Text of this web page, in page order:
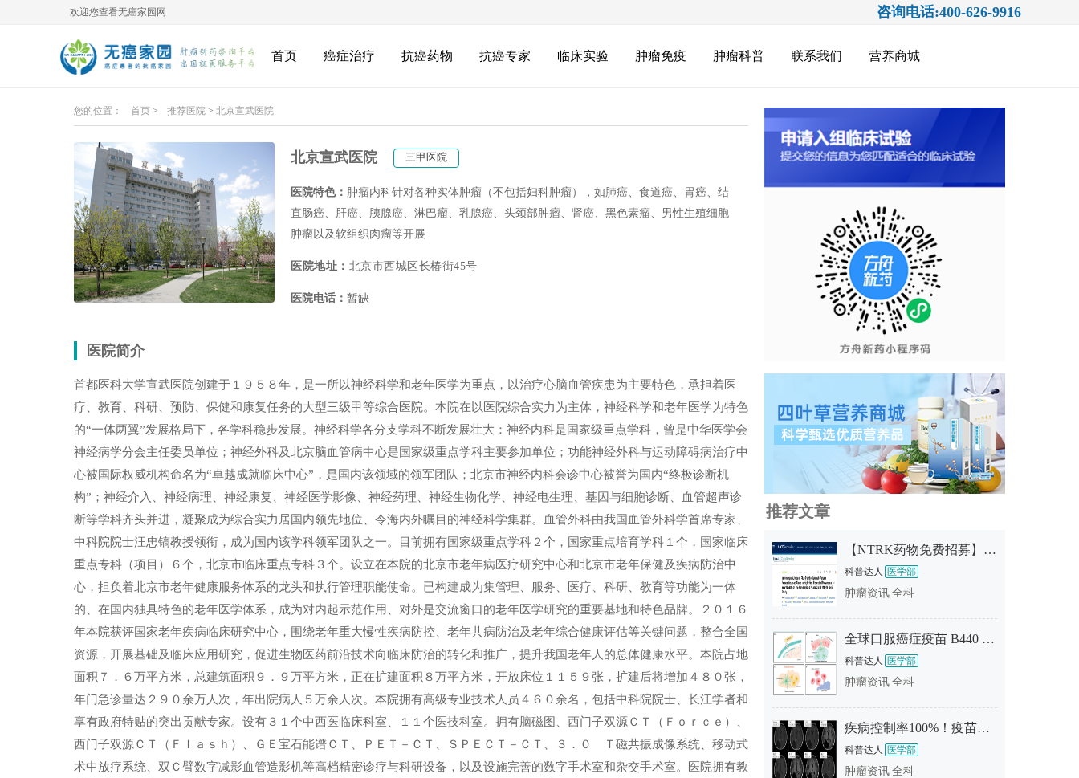
欢迎您查看无癌家园网 咨询电话:400-626-9916
首页 癌症治疗 抗癌药物 抗癌专家 临床实验 肿瘤免疫 肿瘤科普 联系我们 营养商城
您的位置： 首页 > 推荐医院 > 北京宣武医院
北京宣武医院 三甲医院
医院特色： 肿瘤内科针对各种实体肿瘤（不包括妇科肿瘤），如肺癌、食道癌、胃癌、结
直肠癌、肝癌、胰腺癌、淋巴瘤、乳腺癌、头颈部肿瘤、肾癌、黑色素瘤、男性生殖细胞
肿瘤以及软组织肉瘤等开展
医院地址： 北京市西城区长椿街45号
医院电话： 暂缺
医院简介
首都医科大学宣武医院创建于１９５８年，是一所以神经科学和老年医学为重点，以治疗心脑血管疾患为主要特色，承担着医
疗、教育、科研、预防、保健和康复任务的大型三级甲等综合医院。本院在以医院综合实力为主体，神经科学和老年医学为特色
的“一体两翼”发展格局下，各学科稳步发展。神经科学各分支学科不断发展壮大：神经内科是国家级重点学科，曾是中华医学会
神经病学分会主任委员单位；神经外科及北京脑血管病中心是国家级重点学科主要参加单位；功能神经外科与运动障碍病治疗中
心被国际权威机构命名为“卓越成就临床中心”，是国内该领域的领军团队；北京市神经内科会诊中心被誉为国内“终极诊断机
构”；神经介入、神经病理、神经康复、神经医学影像、神经药理、神经生物化学、神经电生理、基因与细胞诊断、血管超声诊
断等学科齐头并进，凝聚成为综合实力居国内领先地位、令海内外瞩目的神经科学集群。血管外科由我国血管外科学首席专家、
中科院院士汪忠镐教授领衔，成为国内该学科领军团队之一。目前拥有国家级重点学科２个，国家重点培育学科１个，国家临床
重点专科（项目）６个，北京市临床重点专科３个。设立在本院的北京市老年病医疗研究中心和北京市老年保健及疾病防治中
心，担负着北京市老年健康服务体系的龙头和执行管理职能使命。已构建成为集管理、服务、医疗、科研、教育等功能为一体
的、在国内独具特色的老年医学体系，成为对内起示范作用、对外是交流窗口的老年医学研究的重要基地和特色品牌。２０１６
年本院获评国家老年疾病临床研究中心，围绕老年重大慢性疾病防控、老年共病防治及老年综合健康评估等关键问题，整合全国
资源，开展基础及临床应用研究，促进生物医药前沿技术向临床防治的转化和推广，提升我国老年人的总体健康水平。本院占地
面积７．６万平方米，总建筑面积９．９万平方米，正在扩建面积８万平方米，开放床位１１５９张，扩建后将增加４８０张，
年门急诊量达２９０余万人次，年出院病人５万余人次。本院拥有高级专业技术人员４６０余名，包括中科院院士、长江学者和
享有政府特贴的突出贡献专家。设有３１个中西医临床科室、１１个医技科室。拥有脑磁图、西门子双源ＣＴ（Ｆｏｒｃｅ）、
西门子双源ＣＴ（Ｆｌａｓｈ）、ＧＥ宝石能谱ＣＴ、ＰＥＴ－ＣＴ、ＳＰＥＣＴ－ＣＴ、３．０ Ｔ磁共振成像系统、移动式
术中放疗系统、双Ｃ臂数字减影血管造影机等高档精密诊疗与科研设备，以及设施完善的数字手术室和杂交手术室。医院拥有教
推荐文章
【NTRK药物免费招募】新一代靶向药TL118终于启动临床！现正招募实体瘤/中枢神经系统肿瘤患者！
科普达人 医学部
肿瘤资讯 全科
全球口服癌症疫苗 B440 挺进 Ⅱ 期——无针头、可居家、能把"免疫针耐药"的
科普达人 医学部
肿瘤资讯 全科
疾病控制率100%！疫苗、CAR-T、NK改写“死亡剧本”！2026脑瘤五大颠覆性疗法盘点
科普达人 医学部
肿瘤资讯 全科